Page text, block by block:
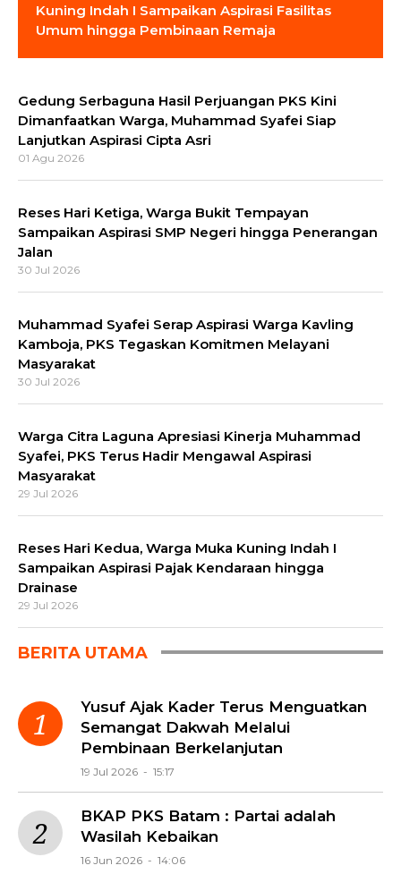
Kuning Indah I Sampaikan Aspirasi Fasilitas
Umum hingga Pembinaan Remaja
Gedung Serbaguna Hasil Perjuangan PKS Kini
Dimanfaatkan Warga, Muhammad Syafei Siap
Lanjutkan Aspirasi Cipta Asri
01 Agu 2026
Reses Hari Ketiga, Warga Bukit Tempayan
Sampaikan Aspirasi SMP Negeri hingga Penerangan
Jalan
30 Jul 2026
Muhammad Syafei Serap Aspirasi Warga Kavling
Kamboja, PKS Tegaskan Komitmen Melayani
Masyarakat
30 Jul 2026
Warga Citra Laguna Apresiasi Kinerja Muhammad
Syafei, PKS Terus Hadir Mengawal Aspirasi
Masyarakat
29 Jul 2026
Reses Hari Kedua, Warga Muka Kuning Indah I
Sampaikan Aspirasi Pajak Kendaraan hingga
Drainase
29 Jul 2026
BERITA UTAMA
Yusuf Ajak Kader Terus Menguatkan
Semangat Dakwah Melalui
Pembinaan Berkelanjutan
19 Jul 2026 - 15:17
BKAP PKS Batam : Partai adalah
Wasilah Kebaikan
16 Jun 2026 - 14:06